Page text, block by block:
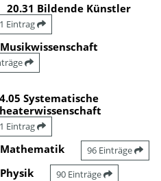
20.31 Bildende Künstler
1 Eintrag
Systematische
1 Eintrag
96 Einträge
90 Einträge